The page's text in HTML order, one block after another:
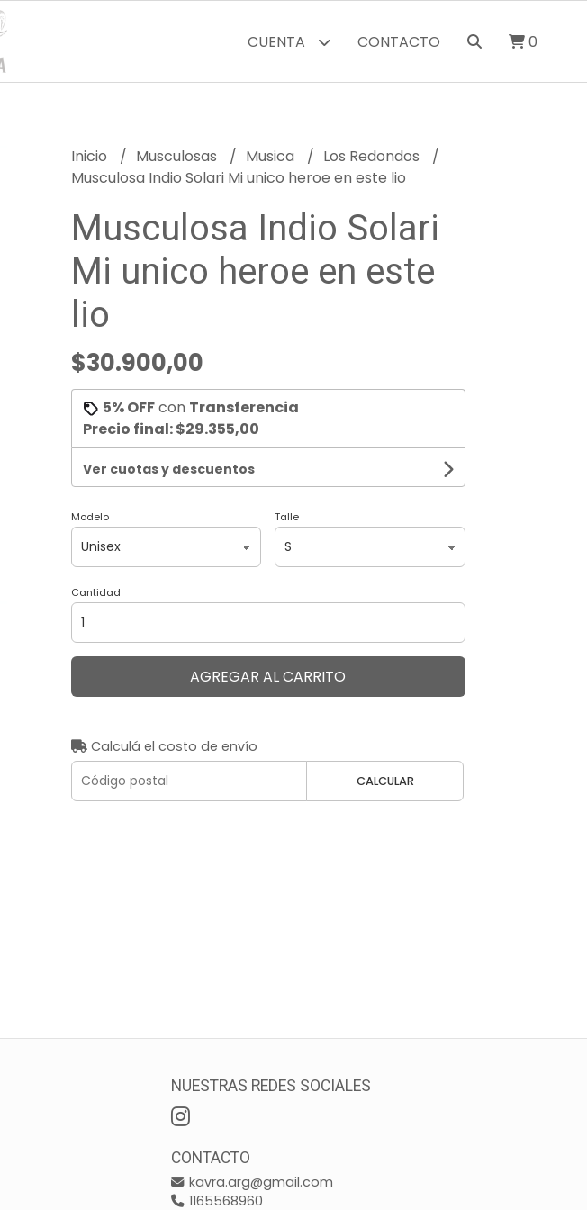
CUENTA CONTACTO 0
Inicio Musculosas Musica
Los Redondos
Musculosa Indio Solari Mi unico heroe en este lio
Musculosa Indio Solari
Mi unico heroe en este
lio
$30.900,00
5% OFFcon Transferencia
Precio final:$29.355,00
Ver cuotas y descuentos
Modelo Talle
Cantidad
AGREGAR AL CARRITO
Calculá el costo de envío
CALCULAR
NUESTRAS REDES SOCIALES
CONTACTO
kavra.arg@gmail.com
1165568960